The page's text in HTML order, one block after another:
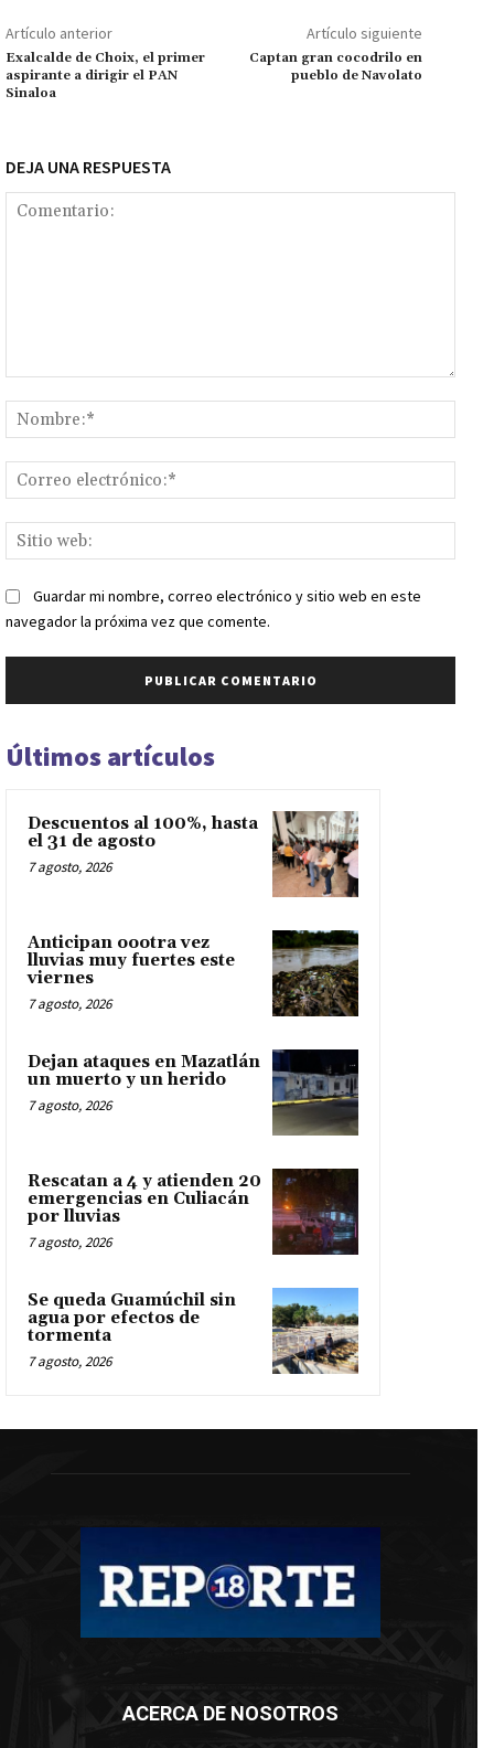
o
k
p
p
ge
r
m Li
n
k
p
ar
tir
Artículo anterior
Exalcalde de Choix, el primer
aspirante a dirigir el PAN
Sinaloa
Artículo siguiente
Captan gran cocodrilo en
pueblo de Navolato
DEJA UNA RESPUESTA
web:
Guardar mi nombre, correo electrónico y sitio web en este
navegador la próxima vez que comente.
Últimos artículos
Descuentos al 100%, hasta
el 31 de agosto
7 agosto, 2026
Anticipan oootra vez
lluvias muy fuertes este
viernes
7 agosto, 2026
Dejan ataques en Mazatlán
un muerto y un herido
7 agosto, 2026
Rescatan a 4 y atienden 20
emergencias en Culiacán
por lluvias
7 agosto, 2026
Se queda Guamúchil sin
agua por efectos de
tormenta
7 agosto, 2026
ACERCA DE NOSOTROS